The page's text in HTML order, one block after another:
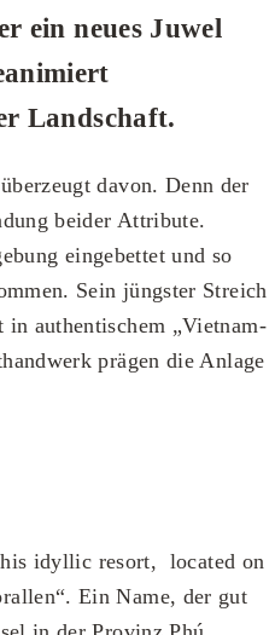
ein neues Juwel
Landschaft.
davon. Denn der
beider Attribute.
eingebettet und so
Sein jüngster Streich
authentischem „Vietnam-
prägen die Anlage
idyllic resort, located on
Ein Name, der gut